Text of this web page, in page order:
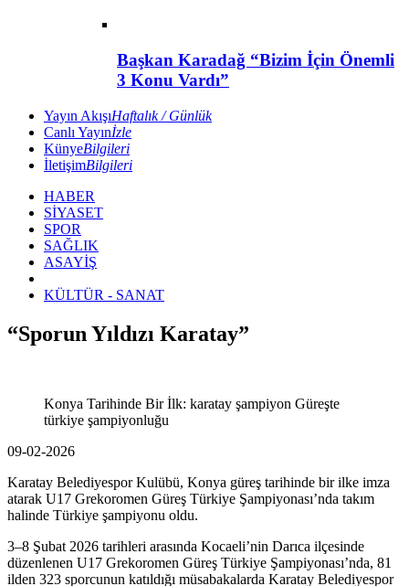
Başkan Karadağ “Bizim İçin Önemli
3 Konu Vardı”
Yayın AkışıHaftalık / Günlük
Canlı Yayınİzle
KünyeBilgileri
İletişimBilgileri
HABER
SİYASET
SPOR
SAĞLIK
ASAYİŞ
KÜLTÜR - SANAT
“Sporun Yıldızı Karatay”
Konya Tarihinde Bir İlk: karatay şampiyon Güreşte
türkiye şampiyonluğu
09-02-2026
Karatay Belediyespor Kulübü, Konya güreş tarihinde bir ilke imza
atarak U17 Grekoromen Güreş Türkiye Şampiyonası’nda takım
halinde Türkiye şampiyonu oldu.
3–8 Şubat 2026 tarihleri arasında Kocaeli’nin Darıca ilçesinde
düzenlenen U17 Grekoromen Güreş Türkiye Şampiyonası’nda, 81
ilden 323 sporcunun katıldığı müsabakalarda Karatay Belediyespor